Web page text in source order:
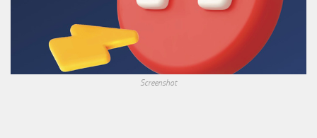
Screenshot